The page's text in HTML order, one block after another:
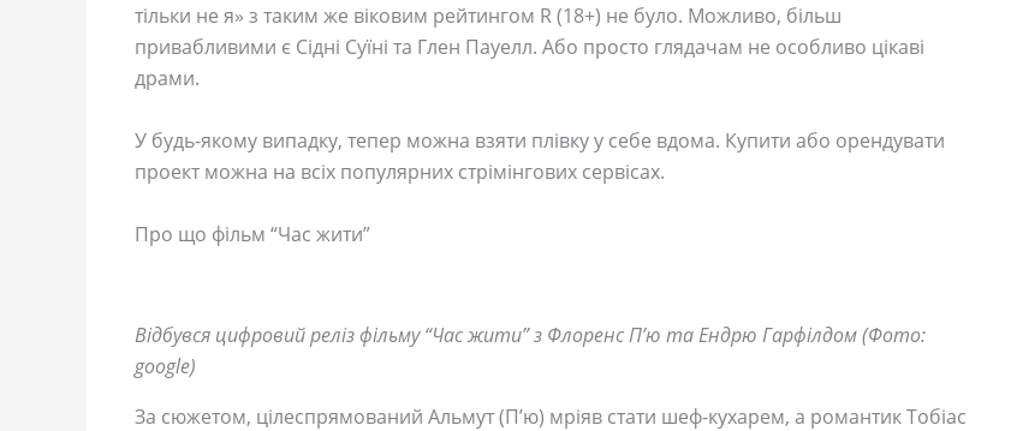
тільки не я» з таким же віковим рейтингом R (18+) не було. Можливо, більш
привабливими є Сідні Суїні та Глен Пауелл. Або просто глядачам не особливо цікаві
драми.
У будь-якому випадку, тепер можна взяти плівку у себе вдома. Купити або орендувати
проект можна на всіх популярних стрімінгових сервісах.
Про що фільм “Час жити”
Відбувся цифровий реліз фільму “Час жити” з Флоренс П’ю та Ендрю Гарфілдом (Фото:
google)
За сюжетом, цілеспрямований Альмут (П’ю) мріяв стати шеф-кухарем, а романтик Тобіас